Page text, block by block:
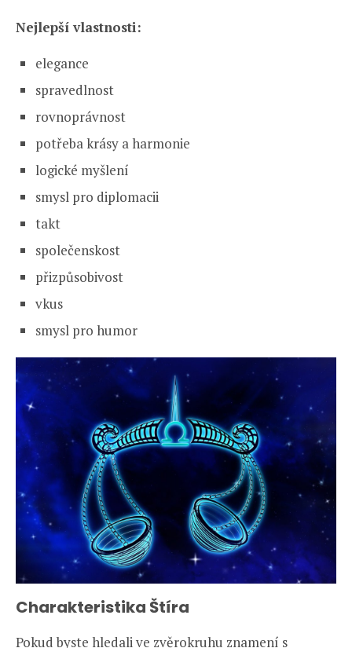
Nejlepší vlastnosti:
elegance
spravedlnost
rovnoprávnost
potřeba krásy a harmonie
logické myšlení
smysl pro diplomacii
takt
společenskost
přizpůsobivost
vkus
smysl pro humor
Charakteristika Štíra
Pokud byste hledali ve zvěrokruhu znamení s